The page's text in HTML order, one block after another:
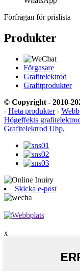
Förfrågan för prislista
Produkter
Förgasare
Grafitelektrod
Grafitprodukter
© Copyright - 2010-
- Heta produkter-
Högeffekts
Grafitelektrod Uhp,
Skicka e-post
x